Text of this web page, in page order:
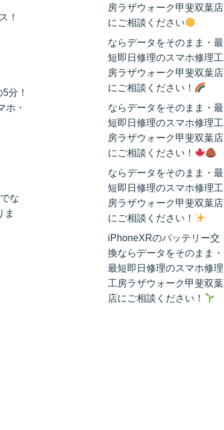
！
分！
ホ・
な
ま
房ラザウォーク甲斐双葉店
にご相談ください
ならデータをそのまま・最
短即日修理のスマホ修理工
房ラザウォーク甲斐双葉店
にご相談ください！
ならデータをそのまま・最
短即日修理のスマホ修理工
房ラザウォーク甲斐双葉店
にご相談ください！
ならデータをそのまま・最
短即日修理のスマホ修理工
房ラザウォーク甲斐双葉店
にご相談ください！
iPhoneXRのバッテリー交
換ならデータをそのまま・
最短即日修理のスマホ修理
工房ラザウォーク甲斐双葉
店にご相談ください！